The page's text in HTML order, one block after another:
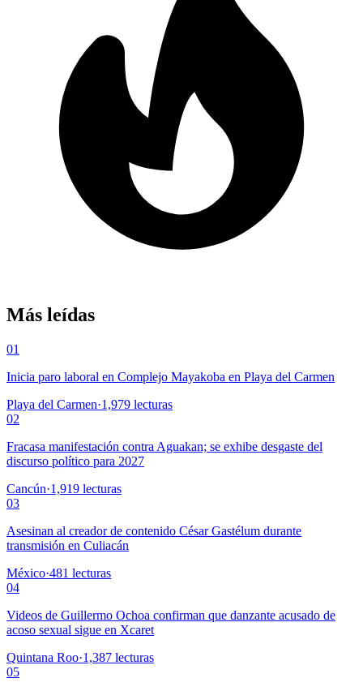
Más leídas
01
Inicia paro laboral en Complejo Mayakoba en Playa del Carmen
Playa del Carmen·1,979 lecturas
02
Fracasa manifestación contra Aguakan; se exhibe desgaste del
discurso político para 2027
Cancún·1,919 lecturas
03
Asesinan al creador de contenido César Gastélum durante
transmisión en Culiacán
México·481 lecturas
04
Videos de Guillermo Ochoa confirman que danzante acusado de
acoso sexual sigue en Xcaret
Quintana Roo·1,387 lecturas
05